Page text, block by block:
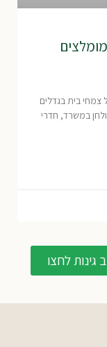
צמחי בית בגדלים
במשרד, חדרי
גינות לחצו